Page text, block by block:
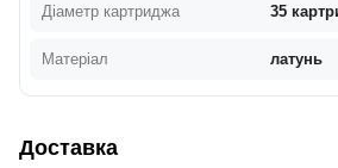
Діаметр картриджа 35
Матеріал латунь
Доставка